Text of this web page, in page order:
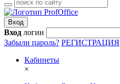
Вход
Вход логин
Забыли пароль? РЕГИСТРАЦИЯ
Кабинеты
×